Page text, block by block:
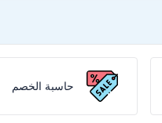
حاسبة الخصم